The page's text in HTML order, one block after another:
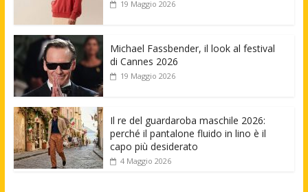
19 Maggio 2026
Michael Fassbender, il look al festival
di Cannes 2026
19 Maggio 2026
Il re del guardaroba maschile 2026:
perché il pantalone fluido in lino è il
capo più desiderato
4 Maggio 2026